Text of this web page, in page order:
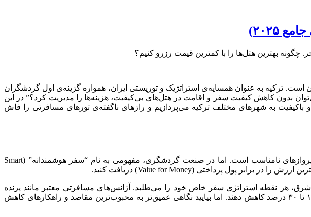
۲۰۲۵)
چگونه بهترین هتل‌ها را با کمترین قیمت رزرو کنیم؟
ترکیه به عنوان همسایه‌ی استراتژیک و توریستی ایران، همواره گزینه‌ی اول گردشگران
بدون کاهش کیفیت سفر و اقامت در هتل‌های بی‌کیفیت، هزینه‌ها را مدیریت کرد؟” در این
باکیفیت به شهرهای مختلف ترکیه می‌پردازیم و رازهای ناگفته‌ی تورهای مسافرتی را فاش
بسیاری از افراد تصور می‌کنند که سفر ارزان به معنای حذف تفریحات، اقامت در مسافرخانه‌ها یا استفاده از پروازهای نامناسب است. اما در صنعت گردشگری، مفهومی به نام “سفر هوشمندانه” (Smart
هر نقطه استراتژی سفر خاص خود را می‌طلبد. آژانس‌های مسافرتی معتبر مانند پرنده
مهاجر که مجری مستقیم تورها هستند، با حذف واسطه‌های فروش (Broker)، می‌توانند قیمت تمام شده را بین ۱۵ تا ۳۰ درصد کاهش دهند. اما بیایید نگاهی عمیق‌تر به محبوب‌ترین مقاصد و راهکارهای کاهش